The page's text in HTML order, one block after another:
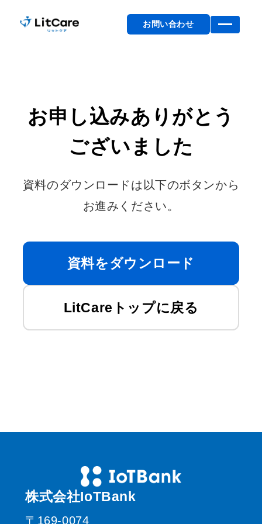
お問い合わせ
お申し込みありがとう
ございました
資料のダウンロードは以下のボタンから
お進みください。
資料をダウンロード
LitCareトップに戻る
株式会社IoTBank
〒169-0074